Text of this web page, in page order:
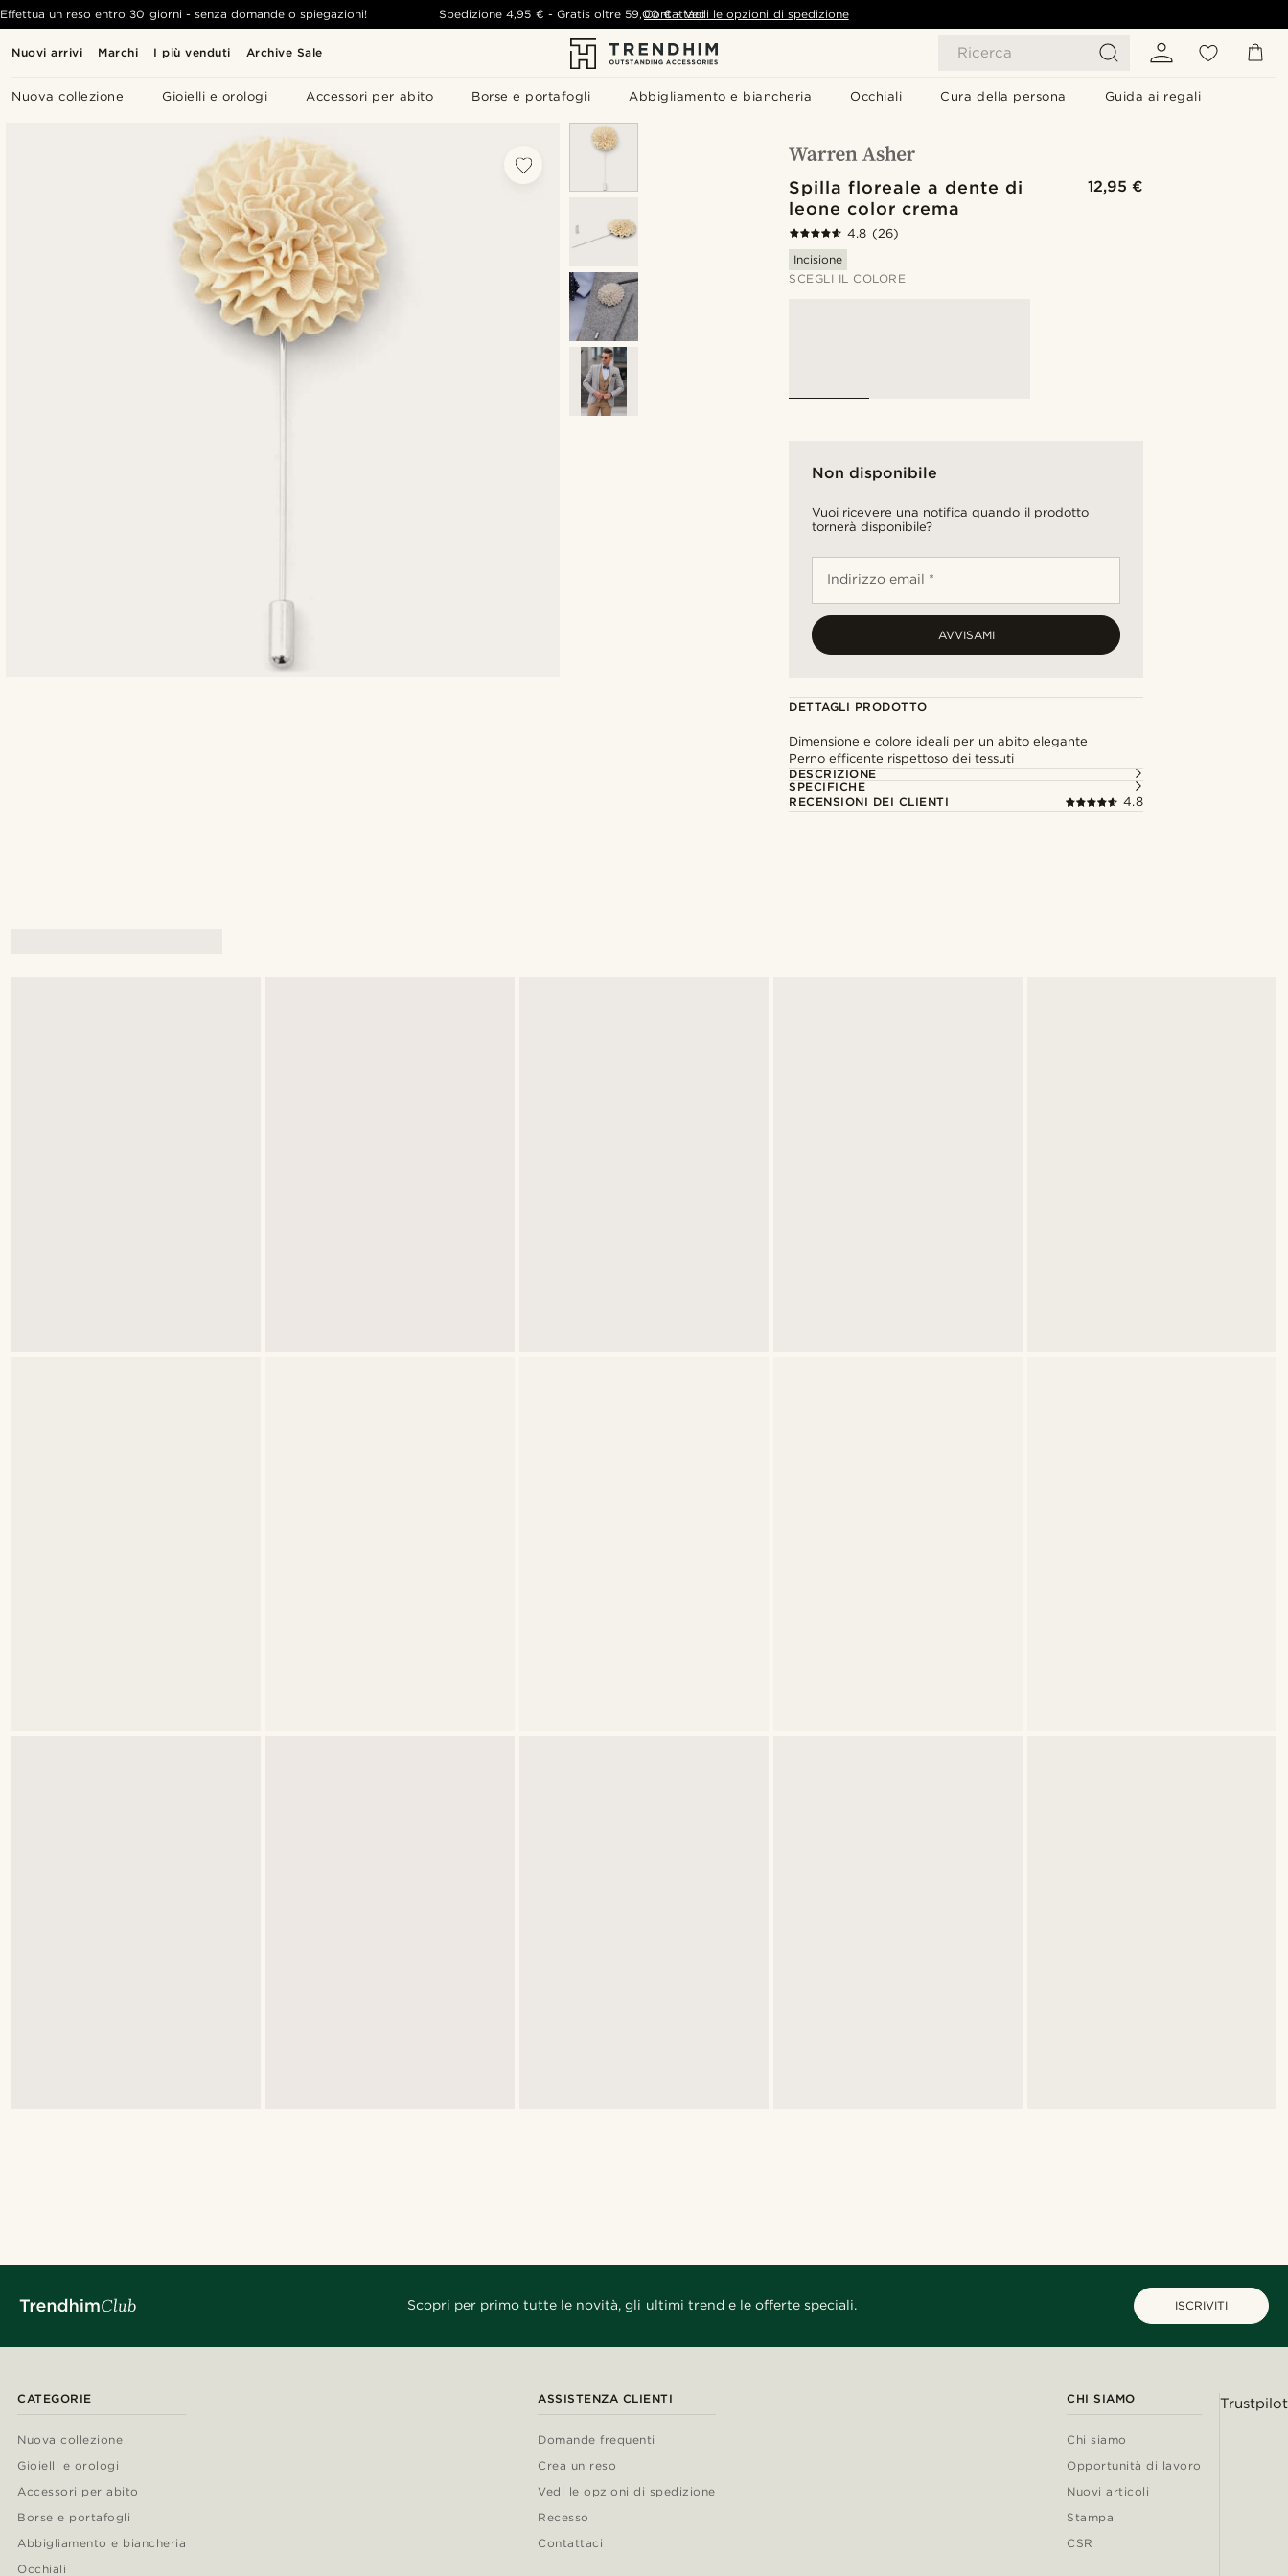
Nuovi arrivi Marchi I più venduti Archive Sale Ricerca
Nuova collezione Gioielli e orologi Accessori per abito Borse e portafogli Abbigliamento e biancheria Occhiali Cura della persona Guida ai regali
Effettua un reso entro 30 giorni - senza domande o spiegazioni! Spedizione 4,95 € - Gratis oltre 59,00 € - Vedi le opzioni di spedizione
Contattaci
Spilla floreale a dente di
leone color crema
12,95 €
4.8 (26)
Incisione
SCEGLI IL COLORE
Non disponibile
Vuoi ricevere una notifica quando il prodotto
tornerà disponibile?
Indirizzo email *
AVVISAMI
DETTAGLI PRODOTTO
Dimensione e colore ideali per un abito elegante
Perno efficente rispettoso dei tessuti
DESCRIZIONE
SPECIFICHE
RECENSIONI DEI CLIENTI
4.8
Scopri per primo tutte le novità, gli ultimi trend e le offerte speciali. ISCRIVITI
CATEGORIE
Nuova collezione
Gioielli e orologi
Accessori per abito
Borse e portafogli
Abbigliamento e biancheria
Occhiali
ASSISTENZA CLIENTI
Domande frequenti
Crea un reso
Vedi le opzioni di spedizione
Recesso
Contattaci
CHI SIAMO
Chi siamo
Opportunità di lavoro
Nuovi articoli
Stampa
CSR
Trustpilot